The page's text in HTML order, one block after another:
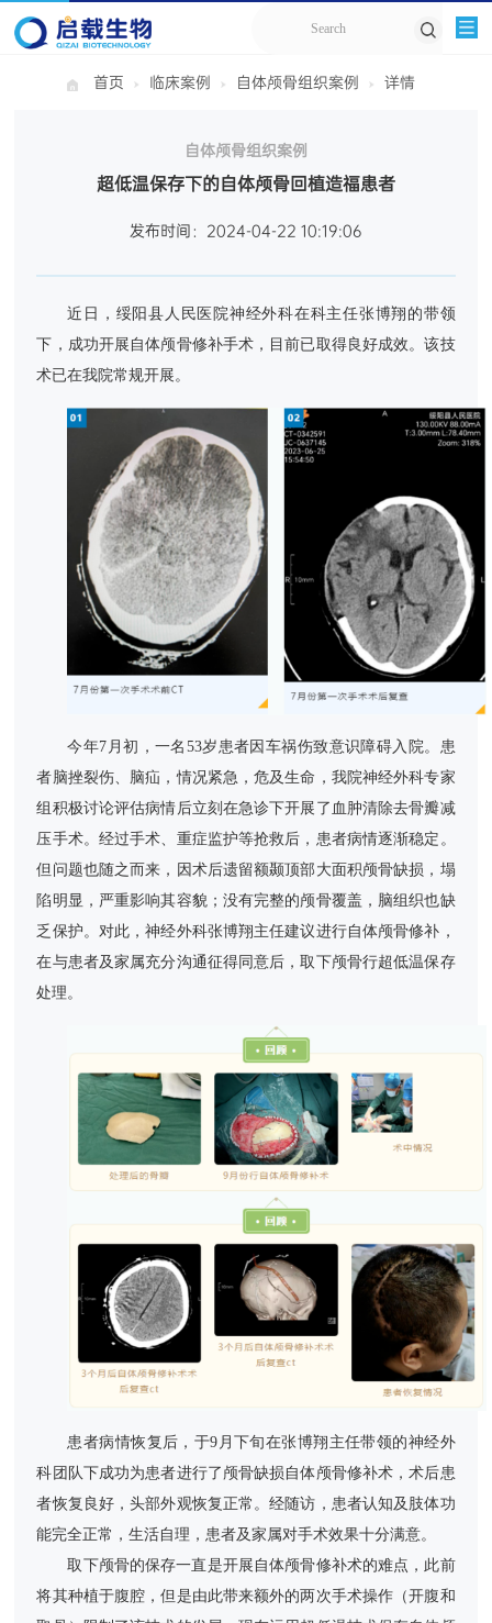
首页 临床案例 自体颅骨组织案例 详情
自体颅骨组织案例
超低温保存下的自体颅骨回植造福患者
发布时间：2024-04-22 10:19:06
近日，绥阳县人民医院神经外科在科主任张博翔的带领
下，成功开展自体颅骨修补手术，目前已取得良好成效。该技
术已在我院常规开展。
今年7月初，一名53岁患者因车祸伤致意识障碍入院。患
者脑挫裂伤、脑疝，情况紧急，危及生命，我院神经外科专家
组积极讨论评估病情后立刻在急诊下开展了血肿清除去骨瓣减
压手术。经过手术、重症监护等抢救后，患者病情逐渐稳定。
但问题也随之而来，因术后遗留额颞顶部大面积颅骨缺损，塌
陷明显，严重影响其容貌；没有完整的颅骨覆盖，脑组织也缺
乏保护。对此，神经外科张博翔主任建议进行自体颅骨修补，
在与患者及家属充分沟通征得同意后，取下颅骨行超低温保存
处理。
患者病情恢复后，于9月下旬在张博翔主任带领的神经外
科团队下成功为患者进行了颅骨缺损自体颅骨修补术，术后患
者恢复良好，头部外观恢复正常。经随访，患者认知及肢体功
能完全正常，生活自理，患者及家属对手术效果十分满意。
取下颅骨的保存一直是开展自体颅骨修补术的难点，此前
将其种植于腹腔，但是由此带来额外的两次手术操作（开腹和